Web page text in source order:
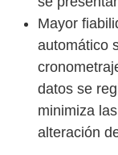
Mayor
automático
datos se
minimiza
alteración